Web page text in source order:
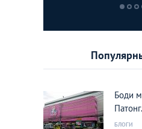
Боди
БЛОГИ